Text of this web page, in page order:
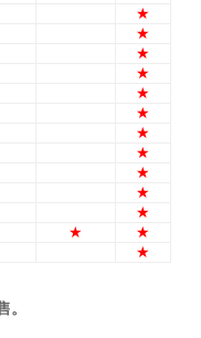
★
★
★
★
★
★
★
★
★
★
★
★
★
★
。